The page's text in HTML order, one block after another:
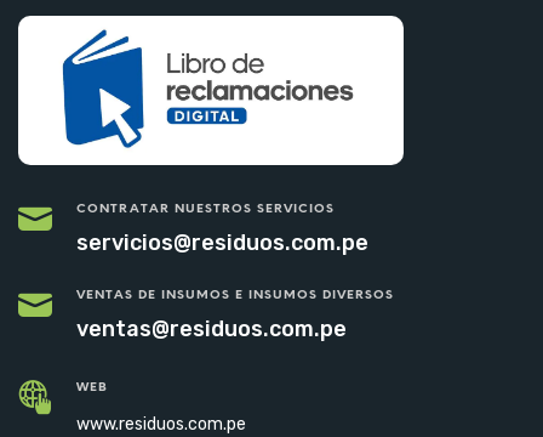
CONTRATAR NUESTROS SERVICIOS
servicios@residuos.com.pe
VENTAS DE INSUMOS E INSUMOS DIVERSOS
ventas@residuos.com.pe
WEB
www.residuos.com.pe